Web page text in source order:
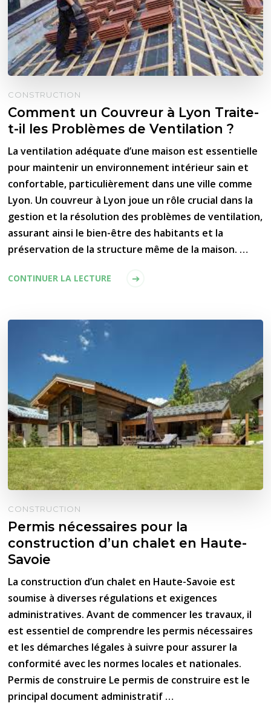
CONSTRUCTION
Comment un Couvreur à Lyon Traite-
t-il les Problèmes de Ventilation ?
La ventilation adéquate d’une maison est essentielle
pour maintenir un environnement intérieur sain et
confortable, particulièrement dans une ville comme
Lyon. Un couvreur à Lyon joue un rôle crucial dans la
gestion et la résolution des problèmes de ventilation,
assurant ainsi le bien-être des habitants et la
préservation de la structure même de la maison. …
CONTINUER LA LECTURE
CONSTRUCTION
Permis nécessaires pour la
construction d’un chalet en Haute-
Savoie
La construction d’un chalet en Haute-Savoie est
soumise à diverses régulations et exigences
administratives. Avant de commencer les travaux, il
est essentiel de comprendre les permis nécessaires
et les démarches légales à suivre pour assurer la
conformité avec les normes locales et nationales.
Permis de construire Le permis de construire est le
principal document administratif …